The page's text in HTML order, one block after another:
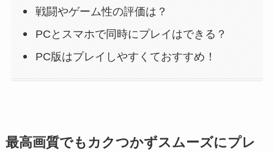
戦闘やゲーム性の評価は？
PCとスマホで同時にプレイはできる？
PC版はプレイしやすくておすすめ！
最高画質でもカクつかずスムーズにプレ